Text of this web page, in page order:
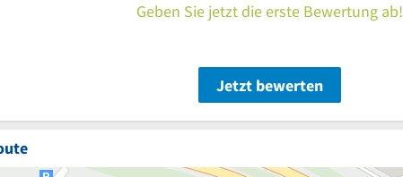
Geben Sie jetzt die erste Bewertung ab!
Jetzt bewerten